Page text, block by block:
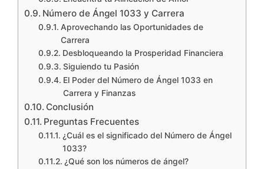
Número de Ángel 1033 y Carrera
Aprovechando las Oportunidades de
Carrera
Desbloqueando la Prosperidad Financiera
Siguiendo tu Pasión
El Poder del Número de Ángel 1033 en
Carrera y Finanzas
Conclusión
Preguntas Frecuentes
¿Cuál es el significado del Número de Ángel
1033?
¿Qué son los números de ángel?